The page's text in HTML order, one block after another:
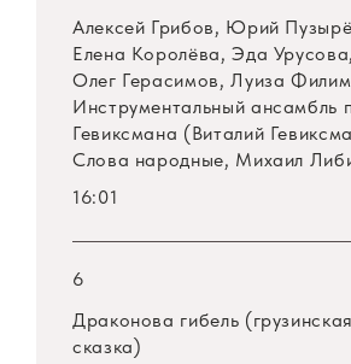
Алексей Грибов, Юрий
Елена Королёва, Эда Урусова,
Олег Герасимов, Луиза
Инструментальный ансамбль
Гевиксмана (Виталий
Слова народные, Михаил
16:01
6
Драконова гибель
сказка)